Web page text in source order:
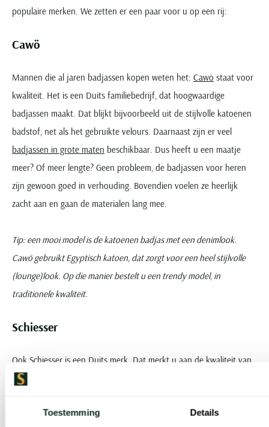
Toestemming Details
populaire merken. We zetten er een paar voor u op een rij:
Cawö
Mannen die al jaren badjassen kopen weten het: Cawö staat voor
kwaliteit. Het is een Duits familiebedrijf, dat hoogwaardige
badjassen maakt. Dat blijkt bijvoorbeeld uit de stijlvolle katoenen
badstof, net als het gebruikte velours. Daarnaast zijn er veel
badjassen in grote maten beschikbaar. Dus heeft u een maatje
meer? Of meer lengte? Geen probleem, de badjassen voor heren
zijn gewoon goed in verhouding. Bovendien voelen ze heerlijk
zacht aan en gaan de materialen lang mee.
Tip: een mooi model is de katoenen badjas met een denimlook.
Cawö gebruikt Egyptisch katoen, dat zorgt voor een heel stijlvolle
(lounge)look. Op die manier bestelt u een trendy model, in
traditionele kwaliteit.
Schiesser
Ook Schiesser is een Duits merk. Dat merkt u aan de kwaliteit van
de badjassen voor heren. Het merk maakt ook veel
dit merk. De badjassen hebben een vaak eenvoudig ontwerp, dat